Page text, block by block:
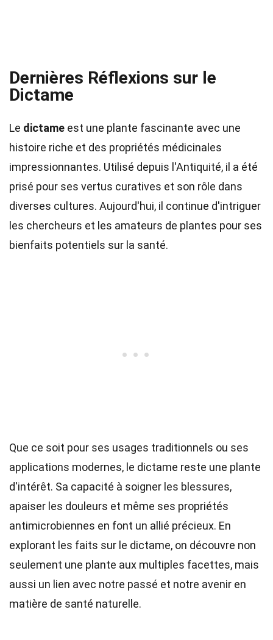
Dernières Réflexions sur le
Dictame
Le dictame est une plante fascinante avec une
histoire riche et des propriétés médicinales
impressionnantes. Utilisé depuis l'Antiquité, il a été
prisé pour ses vertus curatives et son rôle dans
diverses cultures. Aujourd'hui, il continue d'intriguer
les chercheurs et les amateurs de plantes pour ses
bienfaits potentiels sur la santé.
Que ce soit pour ses usages traditionnels ou ses
applications modernes, le dictame reste une plante
d'intérêt. Sa capacité à soigner les blessures,
apaiser les douleurs et même ses propriétés
antimicrobiennes en font un allié précieux. En
explorant les faits sur le dictame, on découvre non
seulement une plante aux multiples facettes, mais
aussi un lien avec notre passé et notre avenir en
matière de santé naturelle.